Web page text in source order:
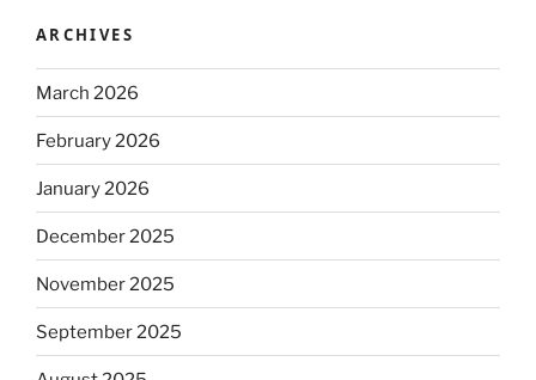
ARCHIVES
March 2026
February 2026
January 2026
December 2025
November 2025
September 2025